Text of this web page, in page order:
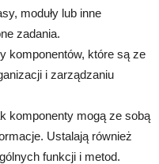
moduły lub inne
zadania.
komponentów, które są ze
i zarządzaniu
komponenty mogą ze sobą
Ustalają również
funkcji i metod.